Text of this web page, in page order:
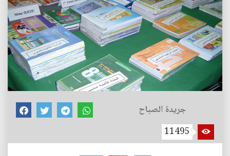
جريدة الصباح
11495